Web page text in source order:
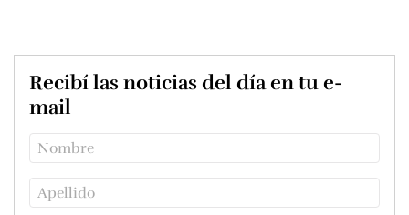
Recibí las noticias del día en tu e-
mail